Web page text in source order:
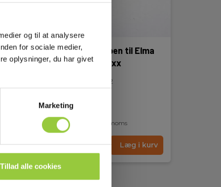
og til at analysere
for sociale medier,
oplysninger, du har givet
Marketing
Tillad alle cookies
Magnet for proben til Elma
VT8204 & VB82xx
EAN 5706445230532
EL-NR 6398561996
På lager
75,00 DKK Excl. moms
Læs mere Læg i kurv